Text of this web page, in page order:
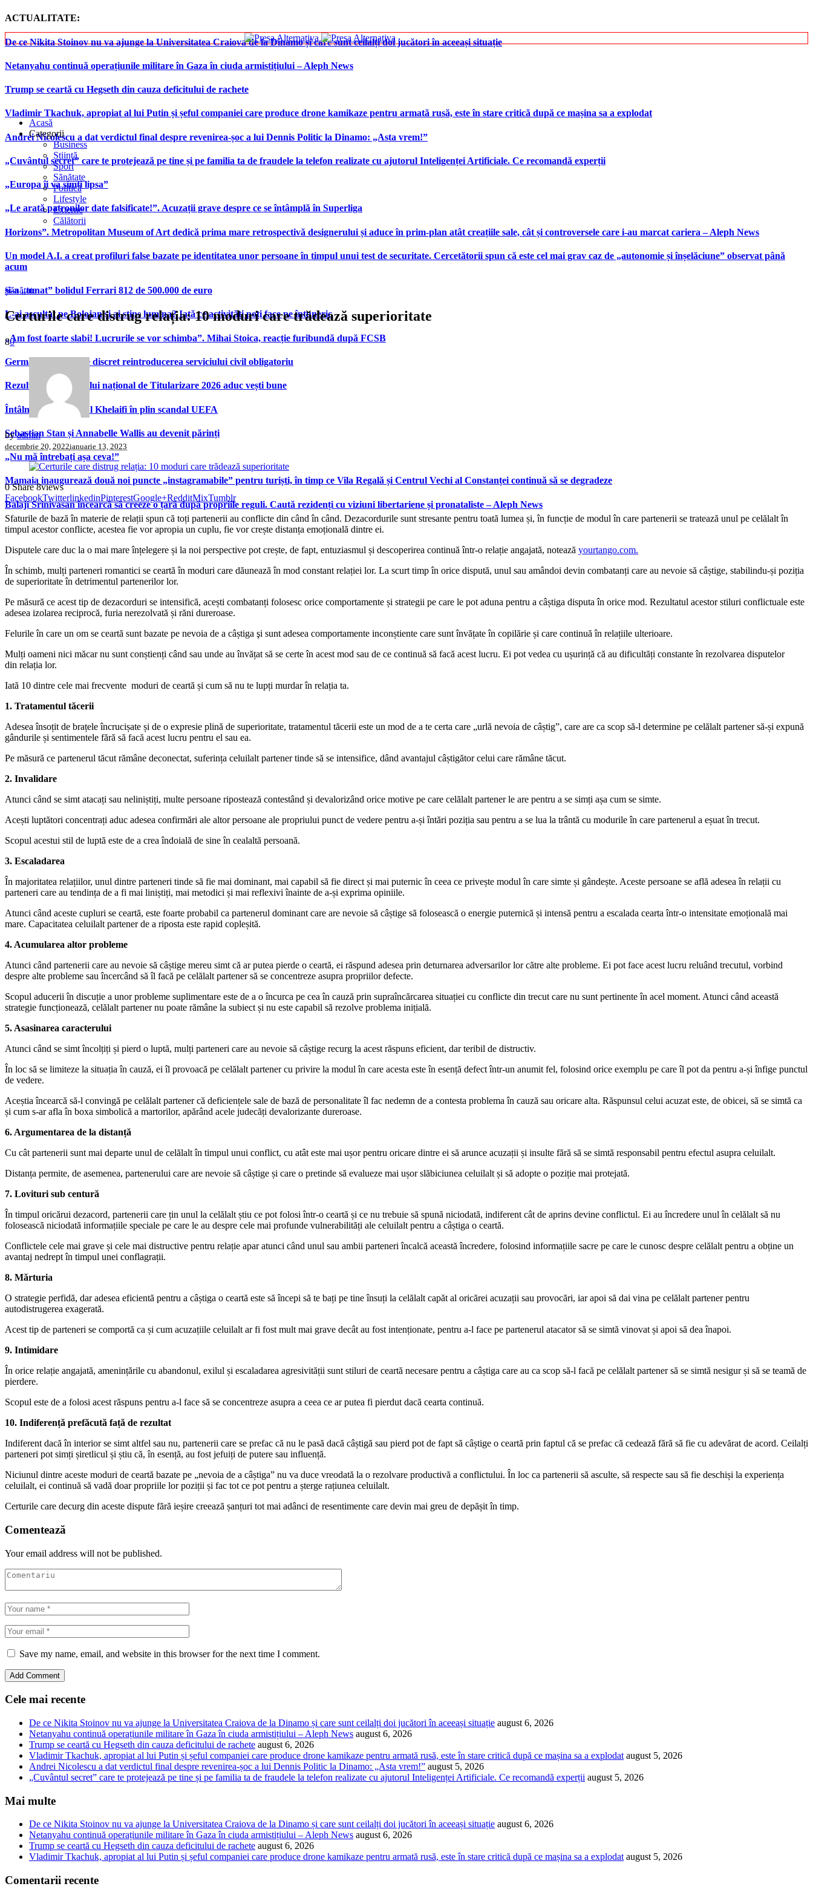
ACTUALITATE:
De ce Nikita Stoinov nu va ajunge la Universitatea Craiova de la Dinamo și care sunt ceilalți doi jucători în aceeași situație
Netanyahu continuă operațiunile militare în Gaza în ciuda armistițiului – Aleph News
Trump se ceartă cu Hegseth din cauza deficitului de rachete
Vladimir Tkachuk, apropiat al lui Putin și șeful companiei care produce drone kamikaze pentru armată rusă, este în stare critică după ce mașina sa a explodat
Andrei Nicolescu a dat verdictul final despre revenirea-șoc a lui Dennis Politic la Dinamo: „Asta vrem!”
„Cuvântul secret” care te protejează pe tine și pe familia ta de fraudele la telefon realizate cu ajutorul Inteligenței Artificiale. Ce recomandă experții
„Europa îi va simți lipsa”
„Le arată patronilor date falsificate!”. Acuzații grave despre ce se întâmplă în Superliga
Horizons”. Metropolitan Museum of Art dedică prima mare retrospectivă designerului și aduce în prim-plan atât creațiile sale, cât și controversele care i-au marcat cariera – Aleph News
Un model A.I. a creat profiluri false bazate pe identitatea unor persoane în timpul unui test de securitate. Cercetătorii spun că este cel mai grav caz de „autonomie și înșelăciune” observat până
acum
și-a „tunat” bolidul Ferrari 812 de 500.000 de euro
L-ai ascultat pe Bolojan și ai stins lumina? Iată ce activități poți face pe întuneric
„Am fost foarte slabi! Lucrurile se vor schimba”. Mihai Stoica, reacție furibundă după FCSB
Germania pregătește discret reintroducerea serviciului civil obligatoriu
Rezultatele examenului național de Titularizare 2026 aduc vești bune
Întâlnire Ceferin – Al Khelaifi în plin scandal UEFA
Sebastian Stan și Annabelle Wallis au devenit părinți
„Nu mă întrebați așa ceva!”
Mamaia inaugurează două noi puncte „instagramabile” pentru turiști, în timp ce Vila Regală și Centrul Vechi al Constanței continuă să se degradeze
Balaji Srinivasan încearcă să creeze o țară după propriile reguli. Caută rezidenți cu viziuni libertariene și pronataliste – Aleph News
Acasă
Categorii
Business
Știință
Sport
Sănătate
Politică
Lifestyle
Externe
Călătorii
Sănătate
Certurile care distrug relația: 10 moduri care trădează superioritate
80
byadmin
decembrie 20, 2022ianuarie 13, 2023
0Share 8views
FacebookTwitterlinkedinPinterestGoogle+RedditMixTumblr
Sfaturile de bază în materie de relații spun că toți partenerii au conflicte din când în când. Dezacordurile sunt stresante pentru toată lumea și, în funcție de modul în care partenerii se tratează unul pe celălalt în
timpul acestor conflicte, acestea fie vor apropia un cuplu, fie vor crește distanța emoțională dintre ei.
Disputele care duc la o mai mare înțelegere și la noi perspective pot crește, de fapt, entuziasmul și descoperirea continuă într-o relație angajată, notează yourtango.com.
În schimb, mulți parteneri romantici se ceartă în moduri care dăunează în mod constant relației lor. La scurt timp în orice dispută, unul sau amândoi devin combatanți care au nevoie să câștige, stabilindu-și poziția
de superioritate în detrimentul partenerilor lor.
Pe măsură ce acest tip de dezacorduri se intensifică, acești combatanți folosesc orice comportamente și strategii pe care le pot aduna pentru a câștiga disputa în orice mod. Rezultatul acestor stiluri conflictuale este
adesea izolarea reciprocă, furia nerezolvată și răni dureroase.
Felurile în care un om se ceartă sunt bazate pe nevoia de a câștiga şi sunt adesea comportamente inconștiente care sunt învățate în copilărie și care continuă în relațiile ulterioare.
Mulți oameni nici măcar nu sunt conștienți când sau unde au învățat să se certe în acest mod sau de ce continuă să facă acest lucru. Ei pot vedea cu ușurință că au dificultăți constante în rezolvarea disputelor
din relația lor.
Iată 10 dintre cele mai frecvente moduri de ceartă și cum să nu te lupți murdar în relația ta.
1. Tratamentul tăcerii
Adesea însoțit de brațele încrucișate și de o expresie plină de superioritate, tratamentul tăcerii este un mod de a te certa care „urlă nevoia de câștig”, care are ca scop să-l determine pe celălalt partener să-și expună
gândurile și sentimentele fără să facă acest lucru pentru el sau ea.
Pe măsură ce partenerul tăcut rămâne deconectat, suferința celuilalt partener tinde să se intensifice, dând avantajul câștigător celui care rămâne tăcut.
2. Invalidare
Atunci când se simt atacați sau neliniștiți, multe persoane ripostează contestând și devalorizând orice motive pe care celălalt partener le are pentru a se simți așa cum se simte.
Acești luptători concentrați aduc adesea confirmări ale altor persoane ale propriului punct de vedere pentru a-și întări poziția sau pentru a se lua la trântă cu modurile în care partenerul a eșuat în trecut.
Scopul acestui stil de luptă este de a crea îndoială de sine în cealaltă persoană.
3. Escaladarea
În majoritatea relațiilor, unul dintre parteneri tinde să fie mai dominant, mai capabil să fie direct și mai puternic în ceea ce privește modul în care simte și gândește. Aceste persoane se află adesea în relații cu
parteneri care au tendința de a fi mai liniștiți, mai metodici și mai reflexivi înainte de a-și exprima opiniile.
Atunci când aceste cupluri se ceartă, este foarte probabil ca partenerul dominant care are nevoie să câștige să folosească o energie puternică și intensă pentru a escalada cearta într-o intensitate emoțională mai
mare. Capacitatea celuilalt partener de a riposta este rapid copleșită.
4. Acumularea altor probleme
Atunci când partenerii care au nevoie să câștige mereu simt că ar putea pierde o ceartă, ei răspund adesea prin deturnarea adversarilor lor către alte probleme. Ei pot face acest lucru reluând trecutul, vorbind
despre alte probleme sau încercând să îl facă pe celălalt partener să se concentreze asupra propriilor defecte.
Scopul aducerii în discuție a unor probleme suplimentare este de a o încurca pe cea în cauză prin supraîncărcarea situației cu conflicte din trecut care nu sunt pertinente în acel moment. Atunci când această
strategie funcționează, celălalt partener nu poate rămâne la subiect și nu este capabil să rezolve problema inițială.
5. Asasinarea caracterului
Atunci când se simt încolțiți și pierd o luptă, mulți parteneri care au nevoie să câștige recurg la acest răspuns eficient, dar teribil de distructiv.
În loc să se limiteze la situația în cauză, ei îl provoacă pe celălalt partener cu privire la modul în care acesta este în esență defect într-un anumit fel, folosind orice exemplu pe care îl pot da pentru a-și înfige punctul
de vedere.
Aceștia încearcă să-l convingă pe celălalt partener că deficiențele sale de bază de personalitate îl fac nedemn de a contesta problema în cauză sau oricare alta. Răspunsul celui acuzat este, de obicei, să se simtă ca
și cum s-ar afla în boxa simbolică a martorilor, apărând acele judecăți devalorizante dureroase.
6. Argumentarea de la distanță
Cu cât partenerii sunt mai departe unul de celălalt în timpul unui conflict, cu atât este mai ușor pentru oricare dintre ei să arunce acuzații și insulte fără să se simtă responsabil pentru efectul asupra celuilalt.
Distanța permite, de asemenea, partenerului care are nevoie să câștige și care o pretinde să evalueze mai ușor slăbiciunea celuilalt și să adopte o poziție mai protejată.
7. Lovituri sub centură
În timpul oricărui dezacord, partenerii care țin unul la celălalt știu ce pot folosi într-o ceartă și ce nu trebuie să spună niciodată, indiferent cât de aprins devine conflictul. Ei au încredere unul în celălalt să nu
folosească niciodată informațiile speciale pe care le au despre cele mai profunde vulnerabilități ale celuilalt pentru a câștiga o ceartă.
Conflictele cele mai grave și cele mai distructive pentru relație apar atunci când unul sau ambii parteneri încalcă această încredere, folosind informațiile sacre pe care le cunosc despre celălalt pentru a obține un
avantaj nedrept în timpul unei conflagrații.
8. Mărturia
O strategie perfidă, dar adesea eficientă pentru a câștiga o ceartă este să începi să te bați pe tine însuți la celălalt capăt al oricărei acuzații sau provocări, iar apoi să dai vina pe celălalt partener pentru
autodistrugerea exagerată.
Acest tip de parteneri se comportă ca și cum acuzațiile celuilalt ar fi fost mult mai grave decât au fost intenționate, pentru a-l face pe partenerul atacator să se simtă vinovat și apoi să dea înapoi.
9. Intimidare
În orice relație angajată, amenințările cu abandonul, exilul și escaladarea agresivității sunt stiluri de ceartă necesare pentru a câștiga care au ca scop să-l facă pe celălalt partener să se simtă nesigur și să se teamă de
pierdere.
Scopul este de a folosi acest răspuns pentru a-l face să se concentreze asupra a ceea ce ar putea fi pierdut dacă cearta continuă.
10. Indiferență prefăcută față de rezultat
Indiferent dacă în interior se simt altfel sau nu, partenerii care se prefac că nu le pasă dacă câștigă sau pierd pot de fapt să câștige o ceartă prin faptul că se prefac că cedează fără să fie cu adevărat de acord. Ceilalți
parteneri pot simți șiretlicul și știu că, în esență, au fost jefuiți de putere sau influență.
Niciunul dintre aceste moduri de ceartă bazate pe „nevoia de a câștiga” nu va duce vreodată la o rezolvare productivă a conflictului. În loc ca partenerii să asculte, să respecte sau să fie deschiși la experiența
celuilalt, ei continuă să vadă doar propriile lor poziții și fac tot ce pot pentru a șterge rațiunea celuilalt.
Certurile care decurg din aceste dispute fără ieșire creează șanțuri tot mai adânci de resentimente care devin mai greu de depășit în timp.
Comentează
Your email address will not be published.
Save my name, email, and website in this browser for the next time I comment.
Cele mai recente
De ce Nikita Stoinov nu va ajunge la Universitatea Craiova de la Dinamo și care sunt ceilalți doi jucători în aceeași situație august 6, 2026
Netanyahu continuă operațiunile militare în Gaza în ciuda armistițiului – Aleph News august 6, 2026
Trump se ceartă cu Hegseth din cauza deficitului de rachete august 6, 2026
Vladimir Tkachuk, apropiat al lui Putin și șeful companiei care produce drone kamikaze pentru armată rusă, este în stare critică după ce mașina sa a explodat august 5, 2026
Andrei Nicolescu a dat verdictul final despre revenirea-șoc a lui Dennis Politic la Dinamo: „Asta vrem!” august 5, 2026
„Cuvântul secret” care te protejează pe tine și pe familia ta de fraudele la telefon realizate cu ajutorul Inteligenței Artificiale. Ce recomandă experții august 5, 2026
Mai multe
De ce Nikita Stoinov nu va ajunge la Universitatea Craiova de la Dinamo și care sunt ceilalți doi jucători în aceeași situație august 6, 2026
Netanyahu continuă operațiunile militare în Gaza în ciuda armistițiului – Aleph News august 6, 2026
Trump se ceartă cu Hegseth din cauza deficitului de rachete august 6, 2026
Vladimir Tkachuk, apropiat al lui Putin și șeful companiei care produce drone kamikaze pentru armată rusă, este în stare critică după ce mașina sa a explodat august 5, 2026
Comentarii recente